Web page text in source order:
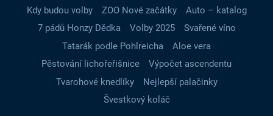
Kdy budou volby
ZOO Nové začátky
Auto – katalog
7 pádů Honzy Dědka
Volby 2025
Svařené víno
Tatarák podle Pohlreicha
Aloe vera
Pěstování lichořeřišnice
Výpočet ascendentu
Tvarohové knedlíky
Nejlepší palačinky
Švestkový koláč